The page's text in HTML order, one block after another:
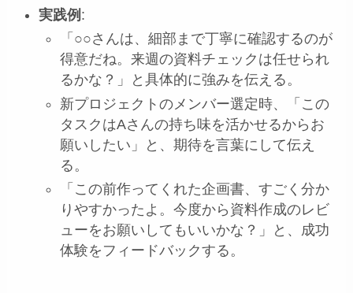
実践例 :
「○○さんは、細部まで丁寧に確認するのが
得意だね。来週の資料チェックは任せられ
るかな？」と具体的に強みを伝える。
新プロジェクトのメンバー選定時、「この
タスクはAさんの持ち味を活かせるからお
願いしたい」と、期待を言葉にして伝え
る。
「この前作ってくれた企画書、すごく分か
りやすかったよ。今度から資料作成のレビ
ューをお願いしてもいいかな？」と、成功
体験をフィードバックする。